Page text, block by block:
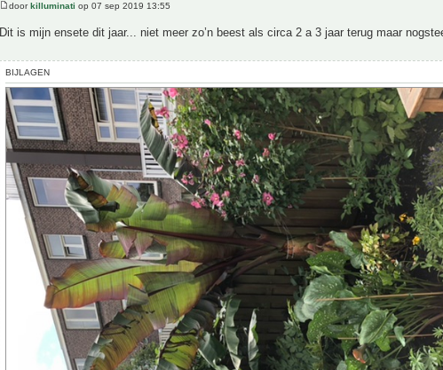
doorkilluminati op 07 sep 2019 13:55
Dit is mijn ensete dit jaar... niet meer zo’n beest als circa 2 a 3 jaar terug maar
BIJLAGEN